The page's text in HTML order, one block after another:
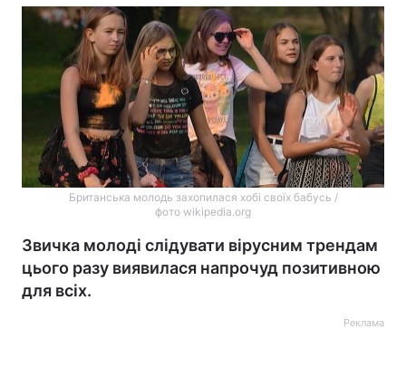
Британська молодь захопилася хобі своїх бабусь /
фото wikipedia.org
Звичка молоді слідувати вірусним трендам
цього разу виявилася напрочуд позитивною
для всіх.
Реклама